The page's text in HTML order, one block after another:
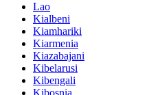
Lao
Kialbeni
Kiamhariki
Kiarmenia
Kiazabajani
Kibelarusi
Kibengali
Kibosnia